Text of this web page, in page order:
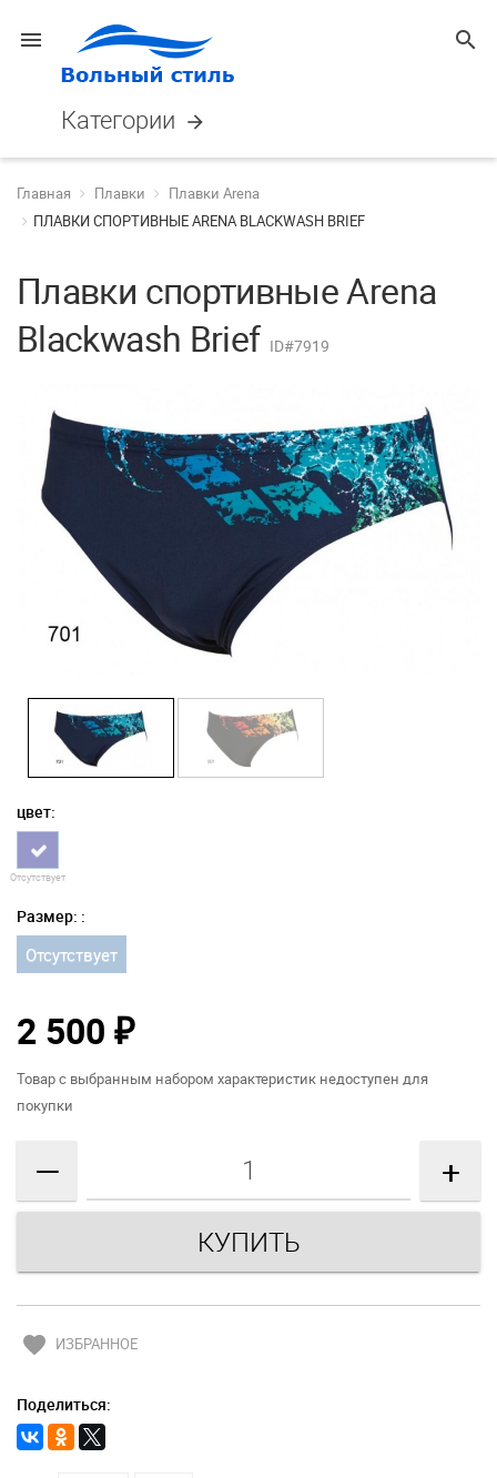
menu search
Категории arrow_forward
Главная Плавки
Плавки Arena
ПЛАВКИ СПОРТИВНЫЕ ARENA BLACKWASH BRIEF
Плавки спортивные Arena
Blackwash Brief ID#7919
цвет:
Отсутствует
Размер: :
Отсутствует
2 500 ₽
Товар с выбранным набором характеристик недоступен для
покупки
— +
favorite ИЗБРАННОЕ
Поделиться: